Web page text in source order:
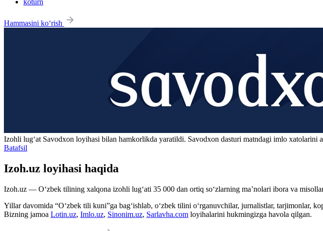
koturn
Hammasini ko‘rish
Izohli lugʻat Savodxon loyihasi bilan hamkorlikda yaratildi. Savodxon dasturi matndagi imlo xatolarini
Batafsil
Izoh.uz loyihasi haqida
Izoh.uz — O‘zbek tilining xalqona izohli lug‘ati 35 000 dan ortiq so‘zlarning ma’nolari ibora va
Yillar davomida “O‘zbek tili kuni”ga bag‘ishlab, o‘zbek tilini o‘rganuvchilar, jurnalistlar, tarjimonlar,
Bizning jamoa Lotin.uz, Imlo.uz, Sinonim.uz, Sarlavha.com loyihalarini hukmingizga havola qilgan.